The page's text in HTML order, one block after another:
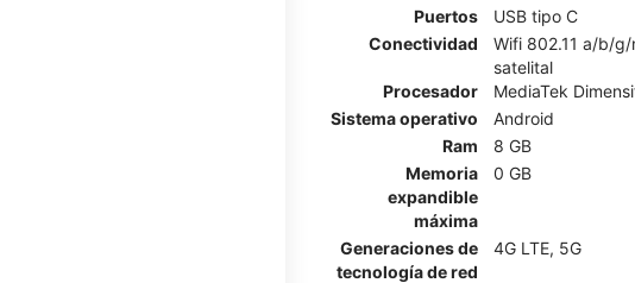
Puertos
USB tipo C
Conectividad
Wifi 802.11 a/b/
satelital
Procesador
MediaTek
Sistema operativo
Android
Ram
8 GB
Memoria
expandible
máxima
0 GB
Generaciones de
tecnología de red
4G LTE, 5G